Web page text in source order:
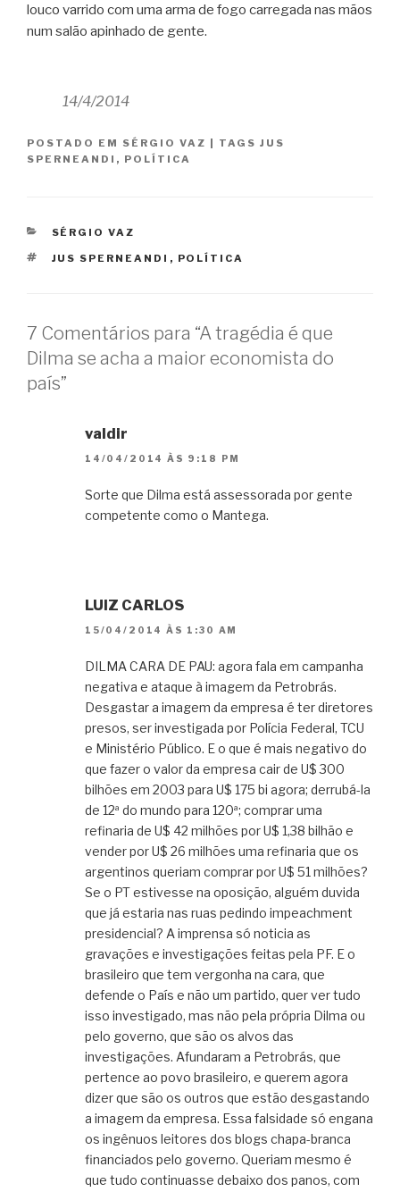
louco varrido com uma arma de fogo carregada nas mãos
num salão apinhado de gente.
14/4/2014
POSTADO EM SÉRGIO VAZ | TAGS JUS
SPERNEANDI , POLÍTICA
CATEGORIAS
SÉRGIO VAZ
TAGS
JUS SPERNEANDI , POLÍTICA
7 Comentários para “A tragédia é que
Dilma se acha a maior economista do
país”
valdir
14/04/2014 ÀS 9:18 PM
Sorte que Dilma está assessorada por gente
competente como o Mantega.
LUIZ CARLOS
15/04/2014 ÀS 1:30 AM
DILMA CARA DE PAU: agora fala em campanha
negativa e ataque à imagem da Petrobrás.
Desgastar a imagem da empresa é ter diretores
presos, ser investigada por Polícia Federal, TCU
e Ministério Público. E o que é mais negativo do
que fazer o valor da empresa cair de U$ 300
bilhões em 2003 para U$ 175 bi agora; derrubá-la
de 12ª do mundo para 120ª; comprar uma
refinaria de U$ 42 milhões por U$ 1,38 bilhão e
vender por U$ 26 milhões uma refinaria que os
argentinos queriam comprar por U$ 51 milhões?
Se o PT estivesse na oposição, alguém duvida
que já estaria nas ruas pedindo impeachment
presidencial? A imprensa só noticia as
gravações e investigações feitas pela PF. E o
brasileiro que tem vergonha na cara, que
defende o País e não um partido, quer ver tudo
isso investigado, mas não pela própria Dilma ou
pelo governo, que são os alvos das
investigações. Afundaram a Petrobrás, que
pertence ao povo brasileiro, e querem agora
dizer que são os outros que estão desgastando
a imagem da empresa. Essa falsidade só engana
os ingênuos leitores dos blogs chapa-branca
financiados pelo governo. Queriam mesmo é
que tudo continuasse debaixo dos panos, com